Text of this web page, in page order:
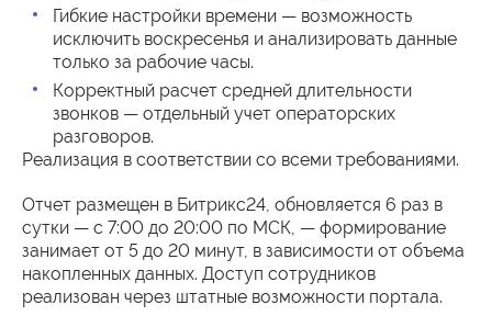
Гибкие настройки времени — возможность
исключить воскресенья и анализировать данные
только за рабочие часы.
Корректный расчет средней длительности
звонков — отдельный учет операторских
разговоров.
Реализация в соответствии со всеми требованиями.
Отчет размещен в Битрикс24, обновляется 6 раз в
сутки — с 7:00 до 20:00 по МСК, — формирование
занимает от 5 до 20 минут, в зависимости от объема
накопленных данных. Доступ сотрудников
реализован через штатные возможности портала.